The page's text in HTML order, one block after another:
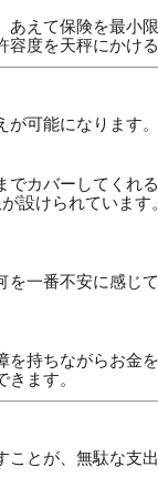
えて保険を最小
容度を天秤にかけ
が可能になります。
カバーしてくれ
設けられていま
を一番不安に感じ
持ちながらお金
ます。
とが、無駄な支